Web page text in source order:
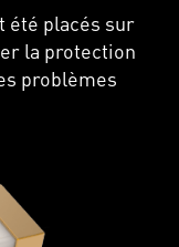
été placés sur
la protection
problèmes